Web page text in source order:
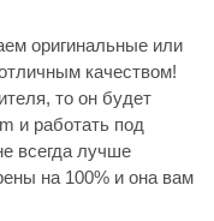
оригинальные или
качеством!
то он будет
и работать под
всегда лучше
на 100% и она вам